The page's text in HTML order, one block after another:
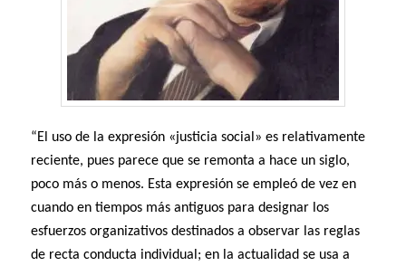
“El uso de la expresión «justicia social» es relativamente
reciente, pues parece que se remonta a hace un siglo,
poco más o menos. Esta expresión se empleó de vez en
cuando en tiempos más antiguos para designar los
esfuerzos organizativos destinados a observar las reglas
de recta conducta individual; en la actualidad se usa a